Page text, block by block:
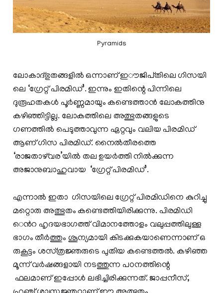
Pyramids
ലോ​കാ​ദ്​​ഭു​ത​ങ്ങളില്‍ ഒന്നാണ് ഇൗ​ജി​പ്​​തിലെ​ ഗി​സ​യി​
ലെ ‘ഗ്രേ​റ്റ്​ പി​ര​മി​ഡ്​’. ഇന്നും ഇതിന്റെ പിന്നിലെ
ദുരൂഹതകള്‍ പൂര്‍ണ്ണമായും കണ്ടെത്താന്‍ ലോകത്തിനു
കഴിഞ്ഞിട്ടില്ല. ലോകത്തിലെ അത്ഭുതങ്ങളുടെ
ഗണത്തിൽ പെടുത്താവുന്ന ഏറ്റവും വലിയ പിരമിഡ്
ആണ് ഗിസ പിരമിഡ്. നൈല്‍തീരത്തെ
‘രാജതാഴ്‌വര’യില്‍ തല ഉയര്‍ത്തി നില്‍ക്കുന്ന
അജാനുബാഹുവായ ‘ഗ്രേ​റ്റ്​ പി​ര​മി​ഡ്​’.
എന്നാല്‍ ഇതാ ​ ഗി​സ​യി​ലെ ഗ്രേ​റ്റ്​ പി​ര​മിഡിനെ കുറിച്ചു
മറ്റൊരു അത്ഭുതം കണ്ടെത്തിയിരിക്കുന്നു. പി​ര​മി​ഡി​​
െൻറ ഹൃ​ദ​യ​ഭാ​ഗ​ത്ത്​ വി​മാ​ന​ത്തോ​ളം വ​ലു​പ്പ​ത്തി​ലു​ള്ള
ഭാ​ഗം തീ​ർ​ത്തും ശൂ​ന്യ​മാ​യി കി​ട​ക്കു​ക​യാ​ണെ​ന്നാ​ണ്​ ഒ​
രു​കൂ​ട്ടം ശ​സ്​​ത്ര​ജ്ഞ​രു​ടെ പു​തി​യ ക​ണ്ടെ​ത്ത​ൽ. കഴിഞ്ഞ
മൂന്ന് വർഷങ്ങളായി നടത്തുന്ന പഠനത്തിന്റെ
ഫലമാണ് ഇപ്പോൾ ലഭിച്ചിരിക്കുന്നത്. ജാപ്പനീസ്,